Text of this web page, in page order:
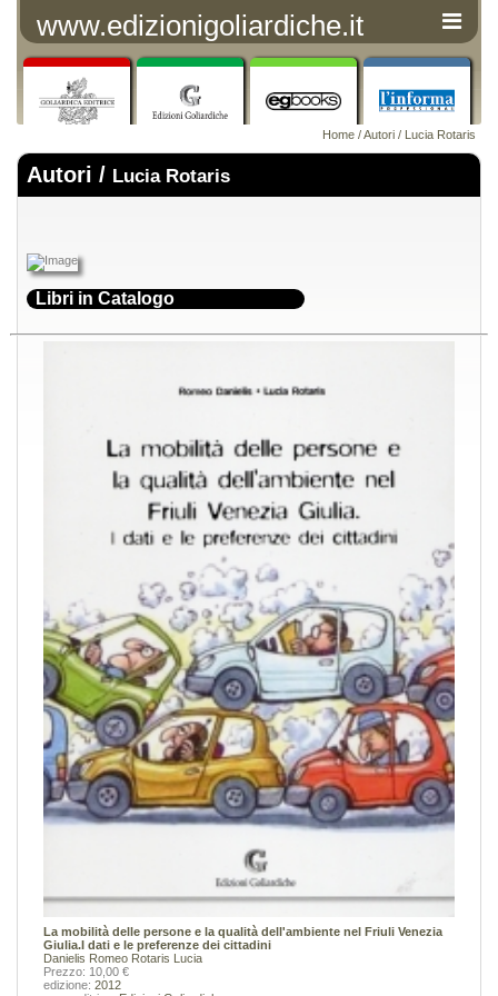
www.edizionigoliardiche.it
Home /Autori / Lucia Rotaris
Autori / Lucia Rotaris
Libri in Catalogo
La mobilità delle persone e la qualità dell'ambiente nel Friuli Venezia
Giulia.I dati e le preferenze dei cittadini
Danielis Romeo Rotaris Lucia
Prezzo: 10,00 €
edizione: 2012